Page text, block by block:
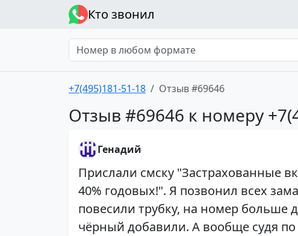
Кто звонил
+7(495)181-51-18 Отзыв #69646
Отзыв #69646 к номеру
Генадий
Прислали смску "Застрахованные
40% годовых!". Я позвонил всех
повесили трубку, на номер больше
чёрный добавили. А вообще судя по